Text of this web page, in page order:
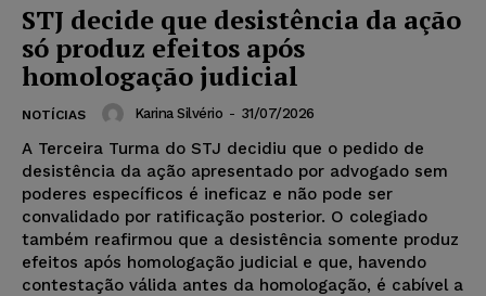
STJ decide que desistência da ação
só produz efeitos após
homologação judicial
NOTÍCIAS Karina Silvério - 31/07/2026
A Terceira Turma do STJ decidiu que o pedido de
desistência da ação apresentado por advogado sem
poderes específicos é ineficaz e não pode ser
convalidado por ratificação posterior. O colegiado
também reafirmou que a desistência somente produz
efeitos após homologação judicial e que, havendo
contestação válida antes da homologação, é cabível a